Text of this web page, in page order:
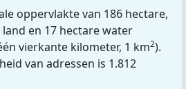
oppervlakte van 186 hectare,
en 17 hectare water
vierkante kilometer, 1 km2).
van adressen is 1.812